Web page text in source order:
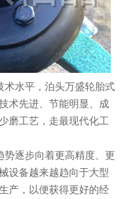
术水平，泊头万盛轮胎式
术先进、节能明显、成
磨工艺，走最现代化工
势逐步向着更高精度、更
设备越来越趋向于大型
产，以便获得更好的经